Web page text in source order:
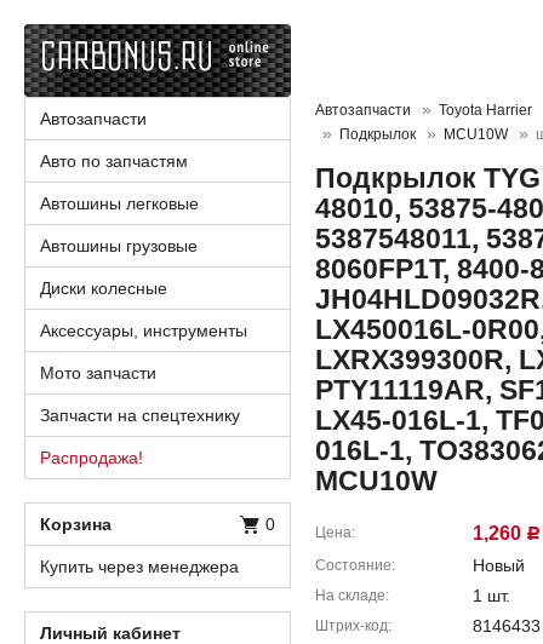
Автозапчасти
Toyota Harrier
Подкрылок
MCU10W
Подкрылок TYG
48010, 53875-
5387548011,
8060FP1T, 8400-
LX450016L-
LXRX399300R,
PTY11119AR,
LX45-016L-1,
016L-1,
MCU10W
Цена 1,260 Р
Состояние Новый
На складе 1 шт.
Штрих-код 8146433
Автозапчасти
Авто по запчастям
Автошины легковые
Автошины грузовые
Диски колесные
Аксессуары, инструменты
Мото запчасти
Запчасти на спецтехнику
Распродажа!
Корзина 0
Купить через менеджера
Личный кабинет